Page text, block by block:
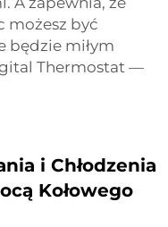
możesz być
będzie miłym
Thermostat —
i Chłodzenia
Kołowego